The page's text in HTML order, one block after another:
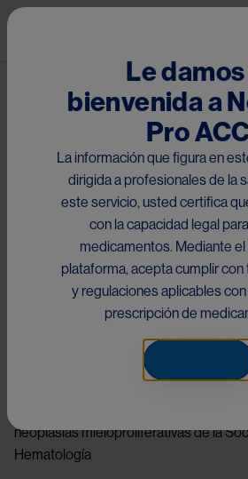
Pasar
Hematología
Ruta de navegación
Áreas Terapéuticas
Mielofibrosis:
diagnóstico y terapia
neoplasias mieloproliferativas de la
Hematología
Le damos
bienvenida a
Pro
La información que figura en
dirigida a profesionales de la
este servicio, usted certifica
con la capacidad legal
medicamentos. Mediante
plataforma, acepta cumplir
y regulaciones aplicables
prescripción de